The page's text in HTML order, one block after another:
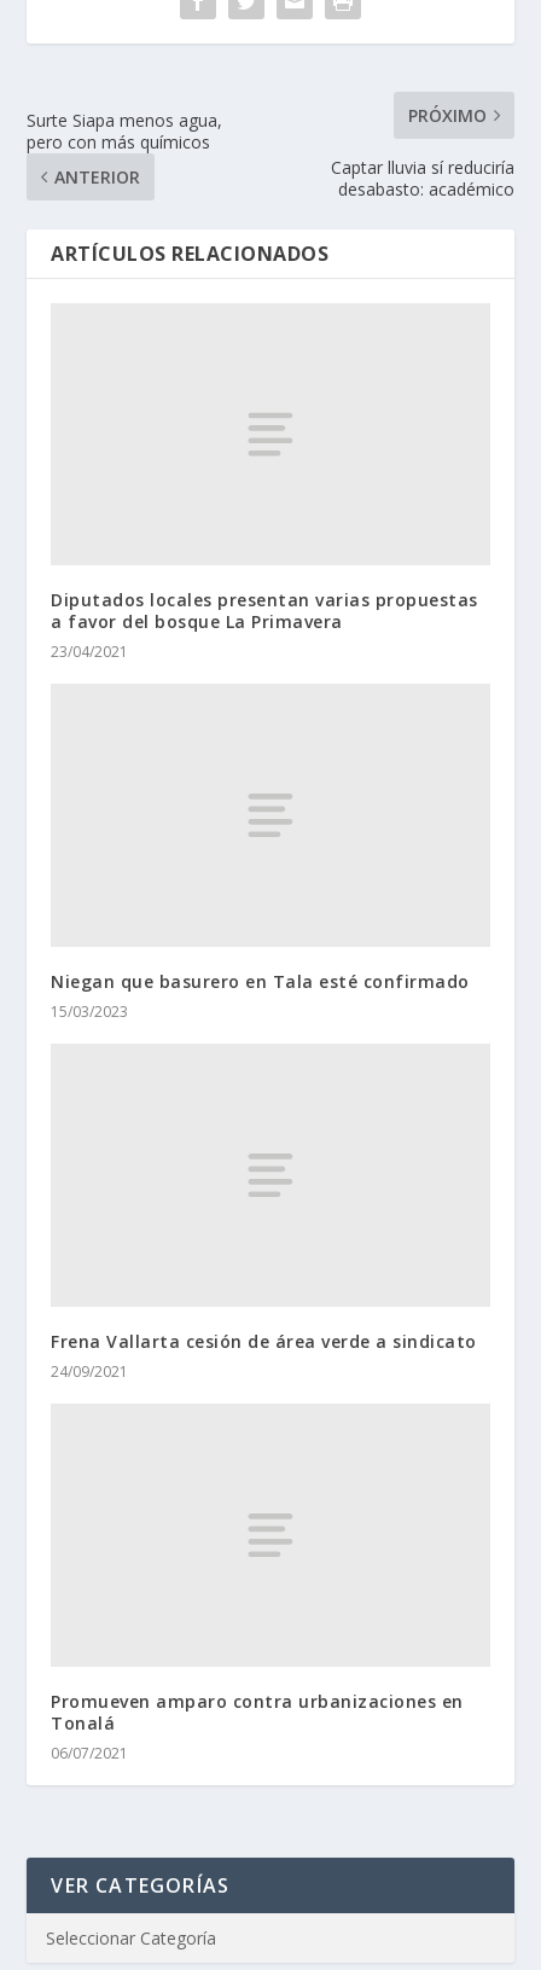
Surte Siapa menos agua,
pero con más químicos
ANTERIOR
PRÓXIMO
Captar lluvia sí reduciría
desabasto: académico
ARTÍCULOS RELACIONADOS
Diputados locales presentan varias propuestas
a favor del bosque La Primavera
23/04/2021
Niegan que basurero en Tala esté confirmado
15/03/2023
Frena Vallarta cesión de área verde a sindicato
24/09/2021
Promueven amparo contra urbanizaciones en
Tonalá
06/07/2021
VER CATEGORÍAS